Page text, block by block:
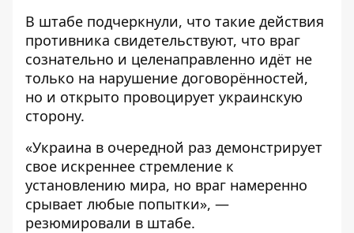
В штабе подчеркнули, что такие действия
противника свидетельствуют, что враг
сознательно и целенаправленно идёт не
только на нарушение договорённостей,
но и открыто провоцирует украинскую
сторону.
«Украина в очередной раз демонстрирует
свое искреннее стремление к
установлению мира, но враг намеренно
срывает любые попытки», —
резюмировали в штабе.